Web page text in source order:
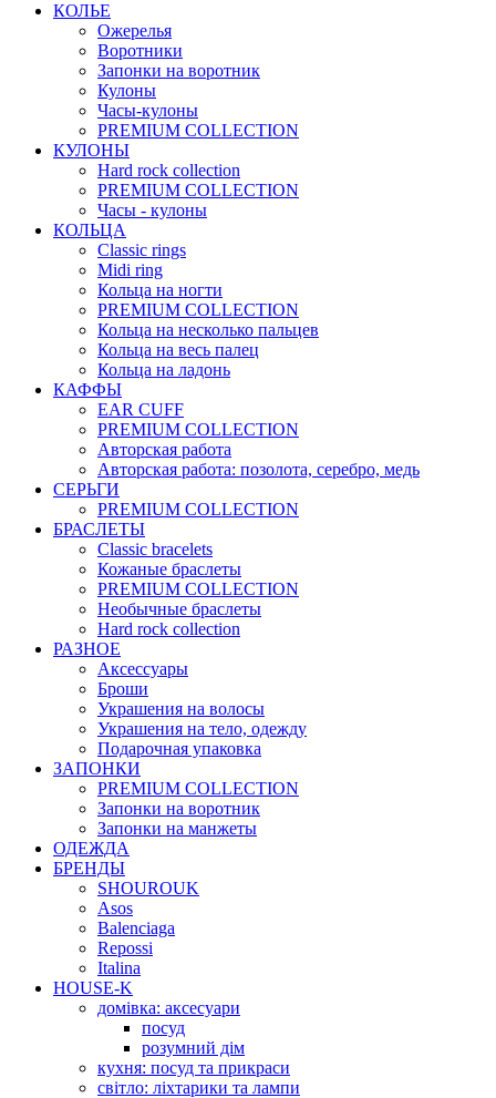
КОЛЬЕ
Ожерелья
Воротники
Запонки на воротник
Кулоны
Часы-кулоны
PREMIUM COLLECTION
КУЛОНЫ
Hard rock collection
PREMIUM COLLECTION
Часы - кулоны
КОЛЬЦА
Classic rings
Midi ring
Кольца на ногти
PREMIUM COLLECTION
Кольца на несколько пальцев
Кольца на весь палец
Кольца на ладонь
КАФФЫ
EAR CUFF
PREMIUM COLLECTION
Авторская работа
Авторская работа: позолота, серебро, медь
СЕРЬГИ
PREMIUM COLLECTION
БРАСЛЕТЫ
Classic bracelets
Кожаные браслеты
PREMIUM COLLECTION
Необычные браслеты
Hard rock collection
РАЗНОЕ
Аксессуары
Броши
Украшения на волосы
Украшения на тело, одежду
Подарочная упаковка
ЗАПОНКИ
PREMIUM COLLECTION
Запонки на воротник
Запонки на манжеты
ОДЕЖДА
БРЕНДЫ
SHOUROUK
Asos
Balenciaga
Repossi
Italina
HOUSE-K
домівка: аксесуари
посуд
розумний дім
кухня: посуд та прикраси
світло: ліхтарики та лампи